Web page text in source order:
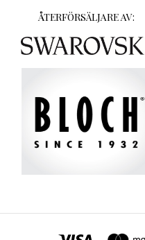
ÅTERFÖRSÄLJARE AV: